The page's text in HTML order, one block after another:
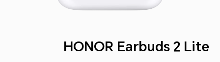
HONOR Earbuds 2 Lite